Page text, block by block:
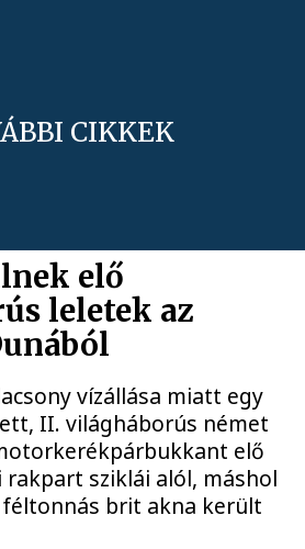
CIKKEK
elő
leletek az
vízállása miatt egy
II. világháborús német
elő
sziklái alól, máshol
féltonnás brit akna került